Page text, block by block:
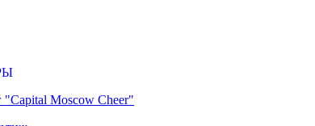
"Capital Moscow Cheer"